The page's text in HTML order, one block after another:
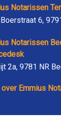
Notarissen
6,
Notarissen
2a, 9781 NR
Emmius